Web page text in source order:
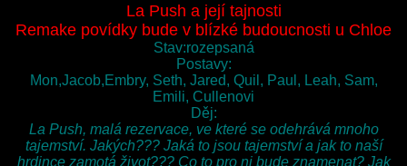
La Push a její tajnosti
Remake povídky bude v blízké budoucnosti u Chloe
Stav:rozepsaná
Postavy:
Mon,Jacob,Embry, Seth, Jared, Quil, Paul, Leah, Sam,
Emili, Cullenovi
Děj:
La Push, malá rezervace, ve které se odehrává mnoho
tajemství. Jakých??? Jaká to jsou tajemství a jak to naší
hrdince zamotá život??? Co to pro ni bude znamenat? Jak